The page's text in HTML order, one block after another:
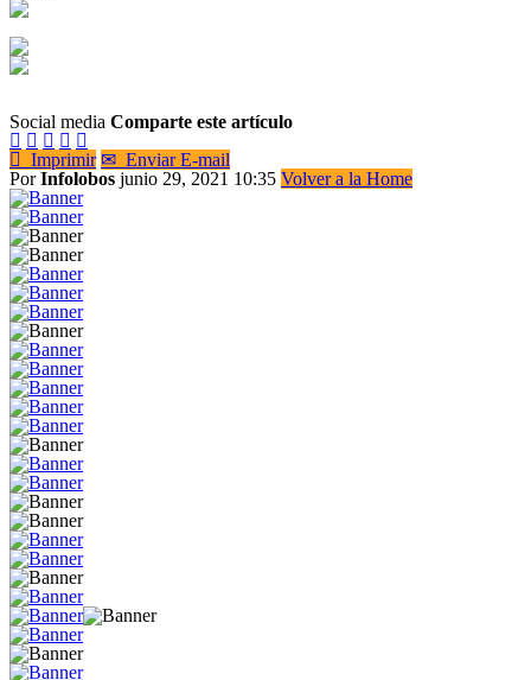
Social media Comparte este artículo
    
 Imprimir ✉ Enviar E-mail
PorInfolobos junio 29, 2021 10:35 Volver a la Home